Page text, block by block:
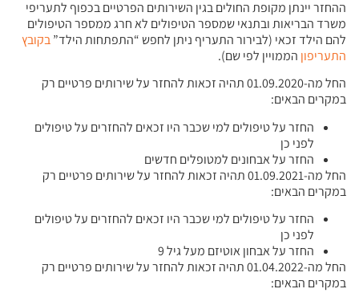
ההחזר יינתן מקופת החולים בגין השירותים הפרטיים בכפוף לתעריפי
משרד הבריאות ובתנאי שמספר הטיפולים לא חרג ממספר הטיפולים
להם הילד זכאי (לבירור התעריף ניתן לחפש “התפתחות הילד”בקובץ
התעריפון הממויין לפי שם).
החל מה-01.09.2020 תהיה זכאות להחזר על שירותים פרטיים רק
במקרים הבאים:
החזר על טיפולים למי שכבר היו זכאים להחזרים על טיפולים
לפני כן
החזר על אבחונים למטופלים חדשים
החל מה-01.09.2021 תהיה זכאות להחזר על שירותים פרטיים רק
במקרים הבאים:
החזר על טיפולים למי שכבר היו זכאים להחזרים על טיפולים
לפני כן
החזר על אבחון אוטיזם מעל גיל 9
החל מה-01.04.2022 תהיה זכאות להחזר על שירותים פרטיים רק
במקרים הבאים: